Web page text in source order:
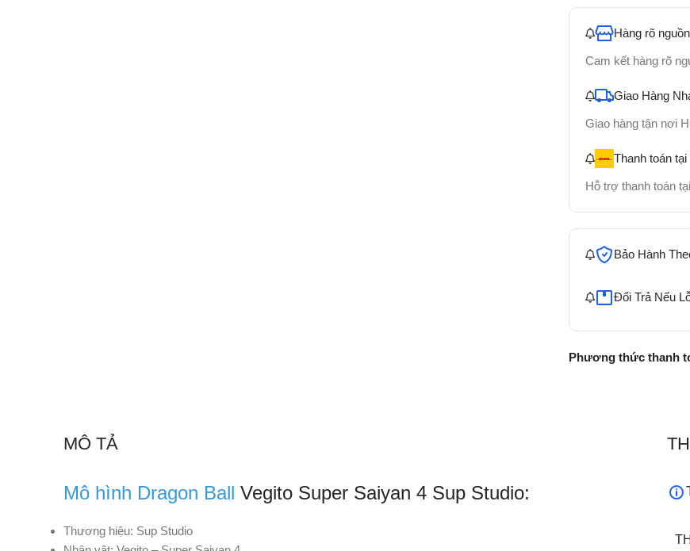
Hàng rõ
Cam kết hàng rõ
Giao Hàng
Giao hàng tận nơi
Thanh toán tại
Hỗ trợ thanh toán
Bảo Hành
Đổi Trả Nếu
Phương thức thanh
MÔ TẢ
Mô hình Dragon Ball Vegito Super Saiyan 4 Sup Studio:
Thương hiệu: Sup Studio